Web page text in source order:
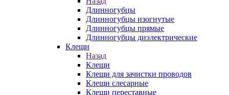
Длинногубцы
Длинногубцы изогнутые
Длинногубцы прямые
Длинногубцы диэлектрические
Клещи
Назад
Клещи
Клещи для зачистки проводов
Клещи слесарные
Клещи переставные